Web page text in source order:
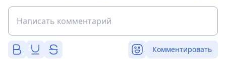
Комментировать